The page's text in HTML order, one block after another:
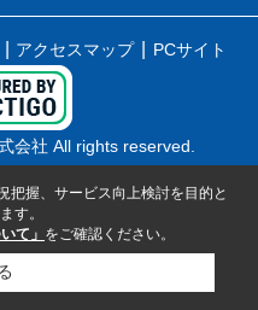
アクセスマップ PCサイト
会社 All rights reserved.
把握、サービス向上検討を目的と
す。
て」 をご確認ください。